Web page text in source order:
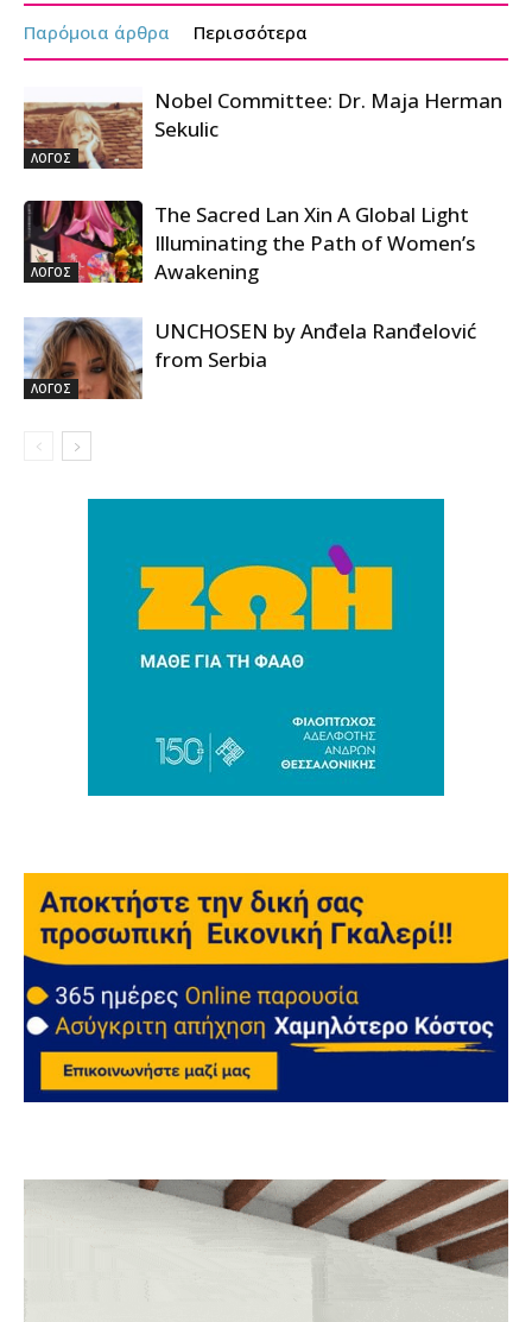
Παρόμοια άρθρα Περισσότερα
ΛΟΓΟΣ
Nobel Committee: Dr. Maja Herman
Sekulic
ΛΟΓΟΣ
The Sacred Lan Xin A Global Light
Illuminating the Path of Women’s
Awakening
ΛΟΓΟΣ
UNCHOSEN by Anđela Ranđelović
from Serbia